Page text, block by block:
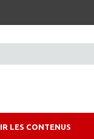
LES CONTENUS